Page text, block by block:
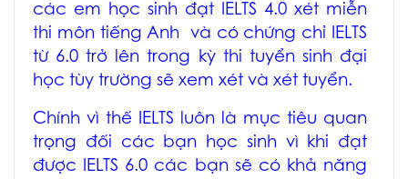
các em học sinh đạt IELTS 4.0 xét miễn
thi môn tiếng Anh và có chứng chỉ IELTS
từ 6.0 trở lên trong kỳ thi tuyển sinh đại
học tùy trường sẽ xem xét và xét tuyển.
Chính vì thế IELTS luôn là mục tiêu quan
trọng đối các bạn học sinh vì khi đạt
được IELTS 6.0 các bạn sẽ có khả năng